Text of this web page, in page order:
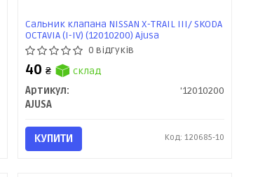
Сальник клапана NISSAN X-TRAIL III/ SKODA
OCTAVIA (I-IV) (12010200) Ajusa
0 відгуків
40₴
склад
Артикул:
'12010200
AJUSA
КУПИТИ Код: 120685-10